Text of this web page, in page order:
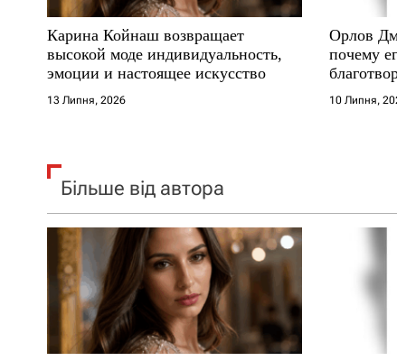
с
і
в
Карина Койнаш возвращает
высокой моде индивидуальность,
эмоции и настоящее искусство
13 Липня, 2026
Орлов
почему
где
10 Липня,
Більше від автора